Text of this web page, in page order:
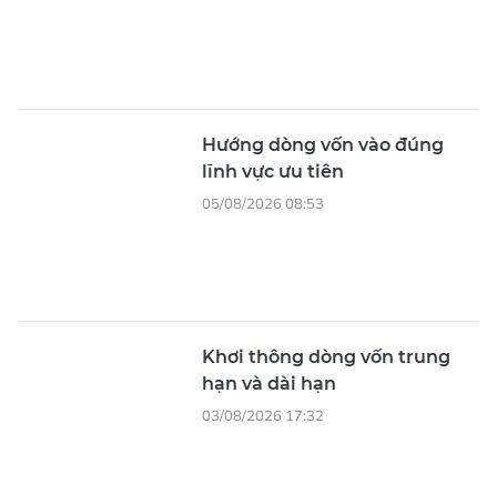
Hướng dòng vốn vào đúng
lĩnh vực ưu tiên
05/08/2026 08:53
Khơi thông dòng vốn trung
hạn và dài hạn
03/08/2026 17:32